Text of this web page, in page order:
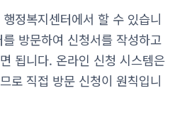
정복지센터에서 할 수 있습니
방문하여 신청서를 작성하고
됩니다. 온라인 신청 시스템은
로 직접 방문 신청이 원칙입니